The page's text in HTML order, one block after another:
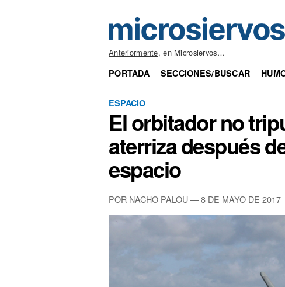
Anteriormente, en Microsiervos…
PORTADA SECCIONES/BUSCAR
ESPACIO
El orbitador no
aterriza después
espacio
POR NACHO PALOU — 8 DE MAYO DE 2017